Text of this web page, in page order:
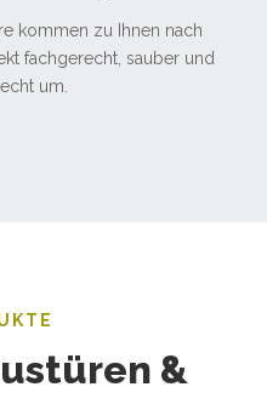
kommen zu Ihnen nach
fachgerecht, sauber und
um.
&